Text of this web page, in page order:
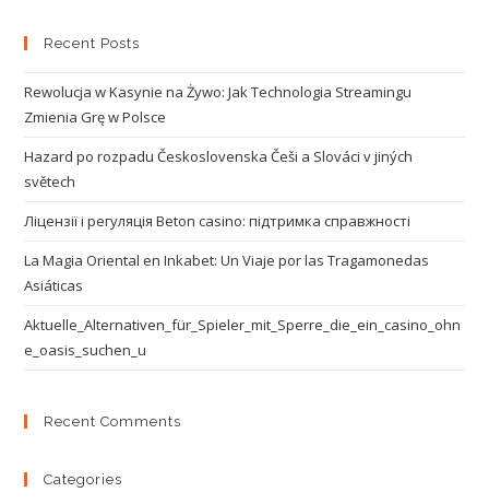
Recent Posts
Rewolucja w Kasynie na Żywo: Jak Technologia Streamingu
Zmienia Grę w Polsce
Hazard po rozpadu Československa Češi a Slováci v jiných
světech
Ліцензії і регуляція Beton casino: підтримка справжності
La Magia Oriental en Inkabet: Un Viaje por las Tragamonedas
Asiáticas
Aktuelle_Alternativen_für_Spieler_mit_Sperre_die_ein_casino_ohn
e_oasis_suchen_u
Recent Comments
Categories